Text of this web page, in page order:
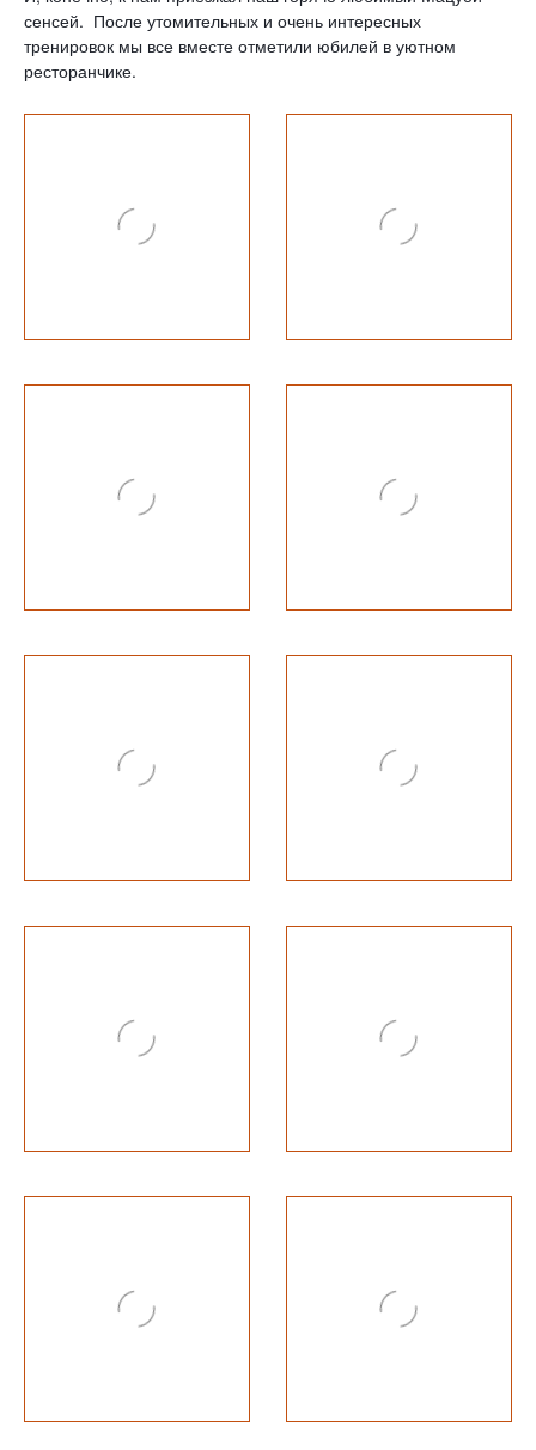
сенсей. После утомительных и очень интересных
тренировок мы все вместе отметили юбилей в уютном
ресторанчике.